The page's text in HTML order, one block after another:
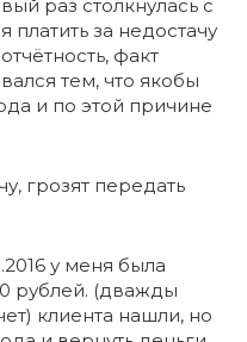
раз столкнулась с
платить за недостачу
факт
тем, что якобы
и по этой причине
грозят передать
у меня была
рублей. (дважды
клиента нашли, но